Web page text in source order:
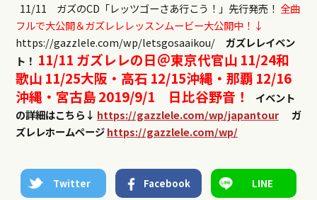
11/11 ガズのCD「レッツゴーさあ行こう！」先行発売！ 全曲
フルで大公開＆ガズレレレッスンムービー大公開中！↓
https://gazzlele.com/wp/letsgosaaikou/ ガズレレイベン
ト！ 11/11 ガズレレの日＠東京代官山 11/24和
歌山 11/25大阪・高石 12/15沖縄・那覇 12/16
沖縄・宮古島2019/9/1 日比谷野音！
イベント
の詳細はこちら↓ https://gazzlele.com/wp/japantour
ガ
ズレレホームページhttps://gazzlele.com/wp/
Twitter Facebook LINE